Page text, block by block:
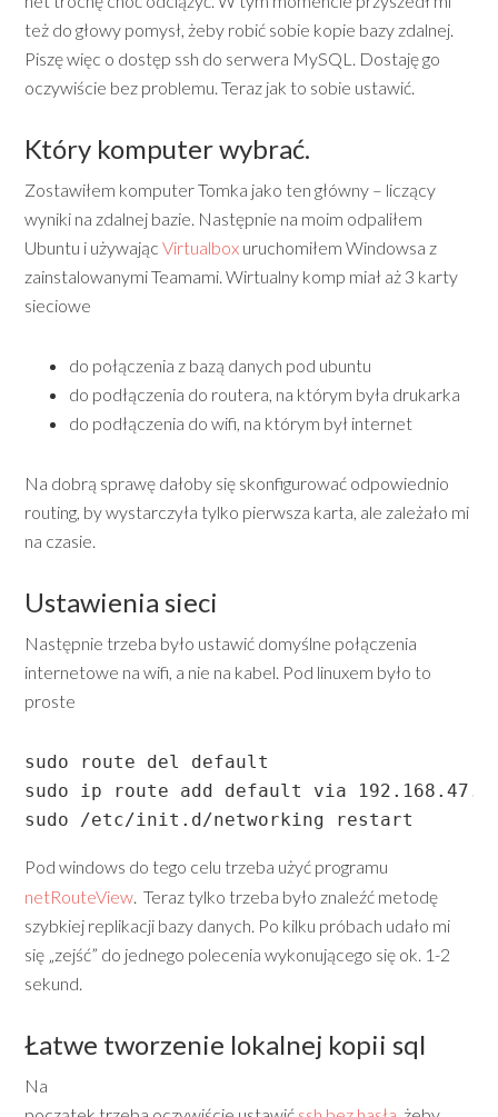
też do głowy pomysł, żeby robić sobie kopie bazy zdalnej.
Piszę więc o dostęp ssh do serwera MySQL. Dostaję go
oczywiście bez problemu. Teraz jak to sobie ustawić.
Który komputer wybrać.
Zostawiłem komputer Tomka jako ten główny – liczący
wyniki na zdalnej bazie. Następnie na moim odpaliłem
Ubuntu i używającVirtualbox uruchomiłem Windowsa z
zainstalowanymi Teamami. Wirtualny komp miał aż 3 karty
sieciowe
do połączenia z bazą danych pod ubuntu
do podłączenia do routera, na którym była drukarka
do podłączenia do wifi, na którym był internet
Na dobrą sprawę dałoby się skonfigurować odpowiednio
routing, by wystarczyła tylko pierwsza karta, ale zależało mi
na czasie.
Ustawienia sieci
Następnie trzeba było ustawić domyślne połączenia
internetowe na wifi, a nie na kabel. Pod linuxem było to
proste
sudo route del default
sudo ip route add default via 192.168.47.1
sudo /etc/init.d/networking restart
Pod windows do tego celu trzeba użyć programu
netRouteView. Teraz tylko trzeba było znaleźć metodę
szybkiej replikacji bazy danych. Po kilku próbach udało mi
się „zejść” do jednego polecenia wykonującego się ok. 1-2
sekund.
Łatwe tworzenie lokalnej kopii sql
Na